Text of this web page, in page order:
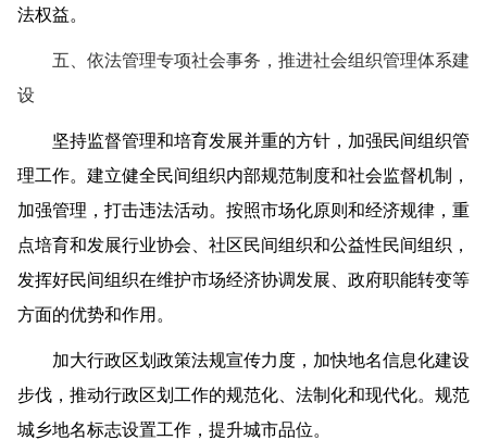
法权益。
五、依法管理专项社会事务，推进社会组织管理体系建
设
坚持监督管理和培育发展并重的方针，加强民间组织管
理工作。建立健全民间组织内部规范制度和社会监督机制，
加强管理，打击违法活动。按照市场化原则和经济规律，重
点培育和发展行业协会、社区民间组织和公益性民间组织，
发挥好民间组织在维护市场经济协调发展、政府职能转变等
方面的优势和作用。
加大行政区划政策法规宣传力度，加快地名信息化建设
步伐，推动行政区划工作的规范化、法制化和现代化。规范
城乡地名标志设置工作，提升城市品位。